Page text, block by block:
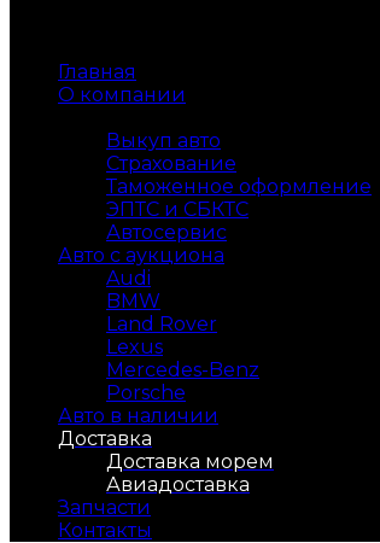
Главная
О компании
Выкуп авто
Страхование
Таможенное оформление
ЭПТС и СБКТС
Автосервис
Авто с аукциона
Audi
BMW
Land Rover
Lexus
Mercedes-Benz
Porsche
Авто в наличии
Доставка
Доставка морем
Авиадоставка
Запчасти
Контакты